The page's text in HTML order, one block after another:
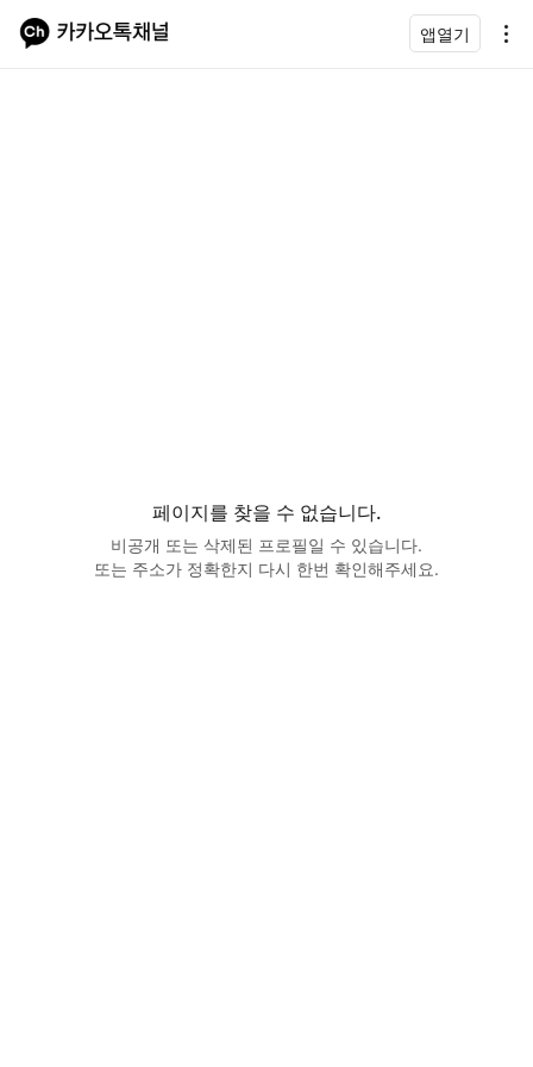
앱열기
페이지를 찾을 수 없습니다.
비공개 또는 삭제된 프로필일 수 있습니다.
또는 주소가 정확한지 다시 한번 확인해주세요.